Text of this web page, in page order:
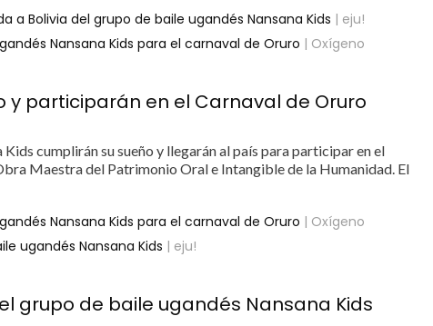
a Bolivia del grupo de baile ugandés Nansana Kids | eju!
Nansana Kids para el carnaval de Oruro | Oxígeno
y participarán en el Carnaval de Oruro
cumplirán su sueño y llegarán al país para participar en el
Maestra del Patrimonio Oral e Intangible de la Humanidad. El
Nansana Kids para el carnaval de Oruro | Oxígeno
ugandés Nansana Kids | eju!
grupo de baile ugandés Nansana Kids